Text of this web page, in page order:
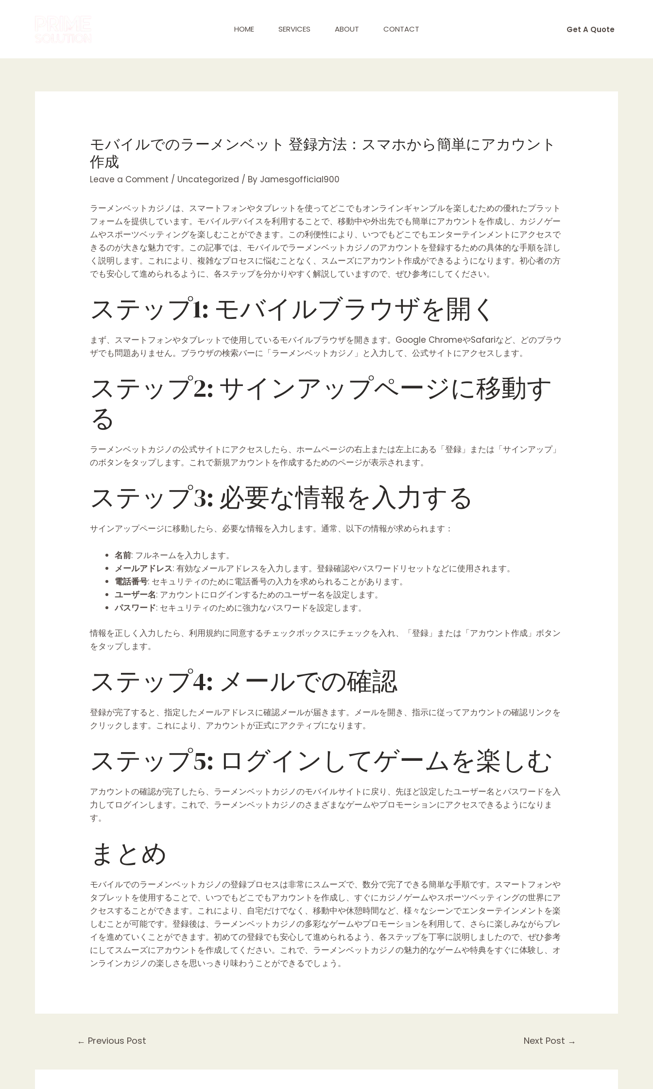
HOME SERVICES ABOUT CONTACT Get A Quote
モバイルでのラーメンベット 登録方法：スマホから簡単にアカウント
作成
Leave a Comment / Uncategorized / By Jamesgofficial900
ラーメンベットカジノは、スマートフォンやタブレットを使ってどこでもオンラインギャンブルを楽しむための優れたプラット
フォームを提供しています。モバイルデバイスを利用することで、移動中や外出先でも簡単にアカウントを作成し、カジノゲー
ムやスポーツベッティングを楽しむことができます。この利便性により、いつでもどこでもエンターテインメントにアクセスで
きるのが大きな魅力です。この記事では、モバイルでラーメンベットカジノのアカウントを登録するための具体的な手順を詳し
く説明します。これにより、複雑なプロセスに悩むことなく、スムーズにアカウント作成ができるようになります。初心者の方
でも安心して進められるように、各ステップを分かりやすく解説していますので、ぜひ参考にしてください。
ステップ1: モバイルブラウザを開く
まず、スマートフォンやタブレットで使用しているモバイルブラウザを開きます。Google ChromeやSafariなど、どのブラウ
ザでも問題ありません。ブラウザの検索バーに「ラーメンベットカジノ 」と入力して、公式サイトにアクセスします。
ステップ2: サインアップページに移動す
る
ラーメンベットカジノの公式サイトにアクセスしたら、ホームページの右上または左上にある「登録」または「サインアップ」
のボタンをタップします。これで新規アカウントを作成するためのページが表示されます。
ステップ3: 必要な情報を入力する
サインアップページに移動したら、必要な情報を入力します。通常、以下の情報が求められます：
名前: フルネームを入力します。
メールアドレス: 有効なメールアドレスを入力します。登録確認やパスワードリセットなどに使用されます。
電話番号: セキュリティのために電話番号の入力を求められることがあります。
ユーザー名: アカウントにログインするためのユーザー名を設定します。
パスワード: セキュリティのために強力なパスワードを設定します。
情報を正しく入力したら、利用規約に同意するチェックボックスにチェックを入れ、「登録」または「アカウント作成」ボタン
をタップします。
ステップ4: メールでの確認
登録が完了すると、指定したメールアドレスに確認メールが届きます。メールを開き、指示に従ってアカウントの確認リンクを
クリックします。これにより、アカウントが正式にアクティブになります。
ステップ5: ログインしてゲームを楽しむ
アカウントの確認が完了したら、 ラーメンベットカジノのモバイルサイトに戻り、先ほど設定したユーザー名とパスワードを入
力してログインします。これで、ラーメンベットカジノのさまざまなゲームやプロモーションにアクセスできるようになりま
す。
まとめ
モバイルでのラーメンベットカジノの登録プロセスは非常にスムーズで、数分で完了できる簡単な手順です。スマートフォンや
タブレットを使用することで、いつでもどこでもアカウントを作成し、すぐにカジノゲームやスポーツベッティングの世界にア
クセスすることができます。これにより、自宅だけでなく、移動中や休憩時間など、様々なシーンでエンターテインメントを楽
しむことが可能です。登録後は、 ラーメンベットカジノの多彩なゲームやプロモーションを利用して、さらに楽しみながらプレ
イを進めていくことができます。初めての登録でも安心して進められるよう、各ステップを丁寧に説明しましたので、ぜひ参考
にしてスムーズにアカウントを作成してください。これで、ラーメンベットカジノの魅力的なゲームや特典をすぐに体験し、オ
ンラインカジノの楽しさを思いっきり味わうことができるでしょう。
← Previous Post Next Post →